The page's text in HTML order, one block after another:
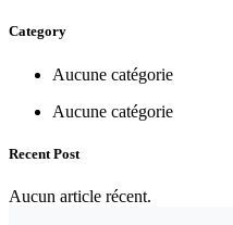
Category
Aucune catégorie
Aucune catégorie
Recent Post
Aucun article récent.